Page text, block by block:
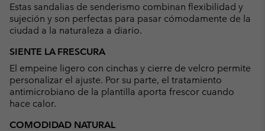
Estas sandalias de senderismo combinan flexibilidad y
sujeción y son perfectas para pasar cómodamente de la
ciudad a la naturaleza a diario.
SIENTE LA FRESCURA
El empeine ligero con cinchas y cierre de velcro permite
personalizar el ajuste. Por su parte, el tratamiento
antimicrobiano de la plantilla aporta frescor cuando
hace calor.
COMODIDAD NATURAL